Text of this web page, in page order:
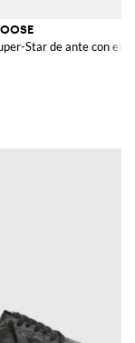
Star de ante con